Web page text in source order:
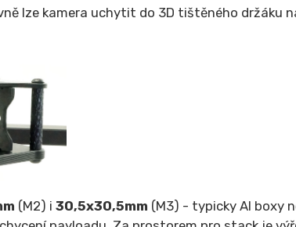
lze kamera uchytit do 3D tištěného držáku
(M2) i 30,5x30,5mm (M3) - typicky AI boxy